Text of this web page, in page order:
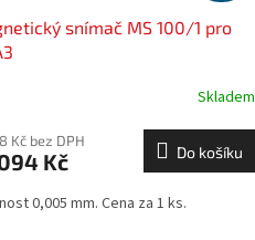
snímač MS 100/1 pro
Skladem
Kč bez DPH
Kč Do košíku
0,005 mm. Cena za 1 ks.